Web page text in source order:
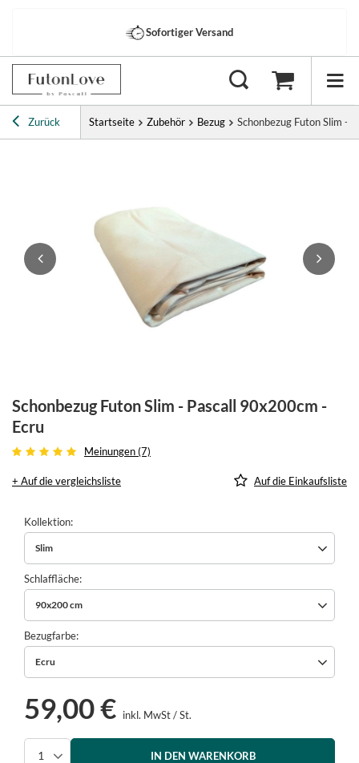
Sofortiger Versand
Zurück Startseite Zubehör Bezug Schonbezug Futon Slim -
Schonbezug Futon Slim - Pascall 90x200cm -
Ecru
Meinungen (7)
+ Auf die vergleichsliste Auf die Einkaufsliste
Kollektion
Slim
Schlaffläche
90x200 cm
Bezugfarbe
Ecru
59,00 € inkl. MwSt/St.
IN DEN WARENKORB